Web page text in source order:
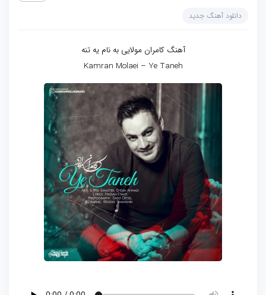
دانلود آهنگ جدید
آهنگ کامران مولایی به نام یه تنه
Kamran Molaei – Ye Taneh